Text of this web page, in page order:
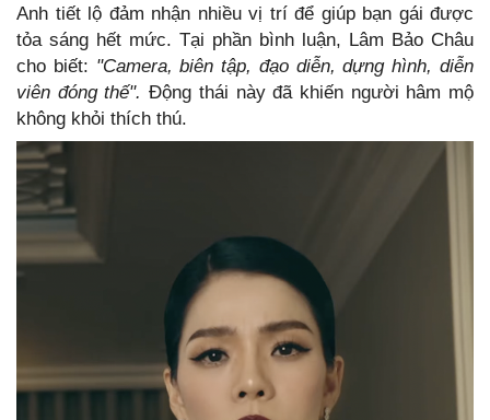
Anh tiết lộ đảm nhận nhiều vị trí để giúp bạn gái được
tỏa sáng hết mức. Tại phần bình luận, Lâm Bảo Châu
cho biết: "Camera, biên tập, đạo diễn, dựng hình, diễn
viên đóng thế".Động thái này đã khiến người hâm mộ
không khỏi thích thú.